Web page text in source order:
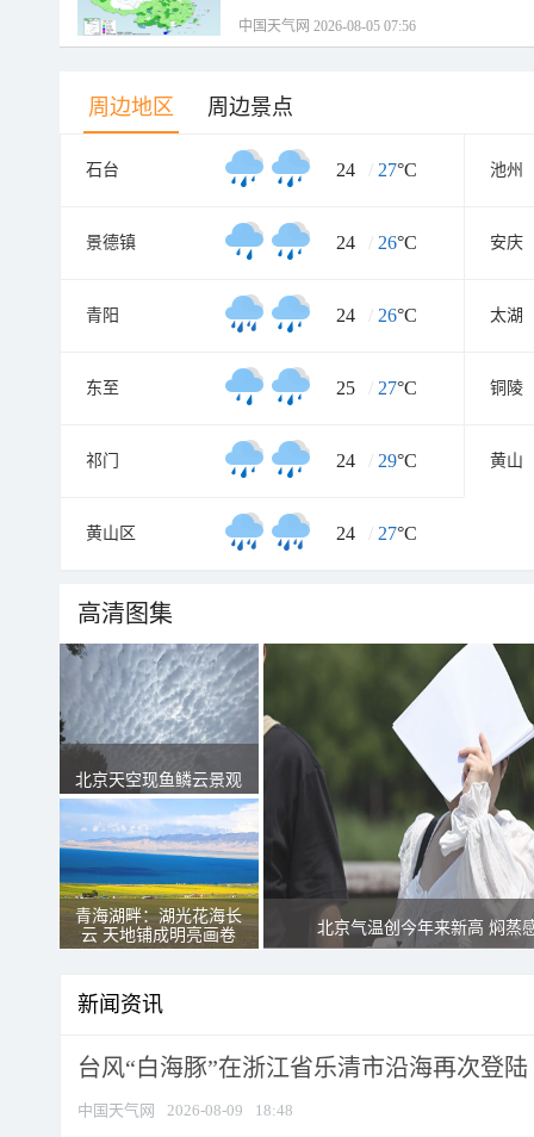
中国天气网 2026-08-05 07:56
周边地区 周边景点
石台 24 / 27°C 池州
景德镇 24 / 26°C 安庆
青阳 24 / 26°C 太湖
东至 25 / 27°C 铜陵
祁门 24 / 29°C 黄山
黄山区 24 / 27°C
高清图集
北京天空现鱼鳞云景观
青海湖畔：湖光花海长
云 天地铺成明亮画卷
北京气温创今年来新高 焖蒸
新闻资讯
台风“白海豚”在浙江省乐清市沿海再次登陆
中国天气网 2026-08-09 18:48